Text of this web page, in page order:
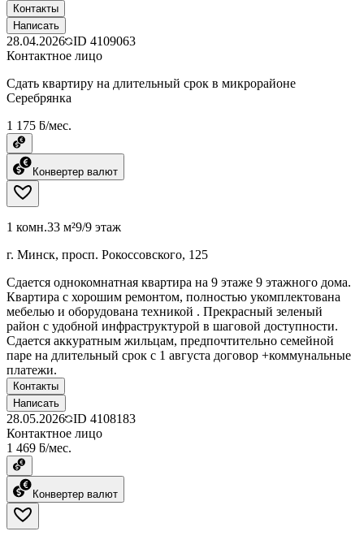
Контакты
Написать
28.04.2026 ID 4109063
Контактное лицо
Сдать квартиру на длительный срок в микрорайоне
Серебрянка
1 175 ƃ/мес.
Конвертер валют
1 комн.33 м²9/9 этаж
г. Минск, просп. Рокоссовского, 125
Сдается однокомнатная квартира на 9 этаже 9 этажного дома.
Квартира с хорошим ремонтом, полностью укомплектована
мебелью и оборудована техникой . Прекрасный зеленый
район с удобной инфраструктурой в шаговой доступности.
Сдается аккуратным жильцам, предпочтительно семейной
паре на длительный срок с 1 августа договор +коммунальные
платежи.
Контакты
Написать
28.05.2026 ID 4108183
Контактное лицо
1 469 ƃ/мес.
Конвертер валют